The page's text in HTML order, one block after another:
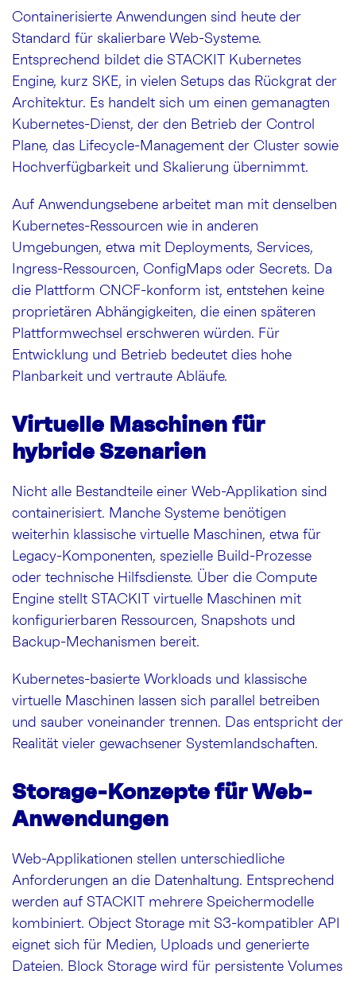
Containerisierte Anwendungen sind heute der
Standard für skalierbare Web-Systeme.
Entsprechend bildet die STACKIT Kubernetes
Engine, kurz SKE, in vielen Setups das Rückgrat der
Architektur. Es handelt sich um einen gemanagten
Kubernetes-Dienst, der den Betrieb der Control
Plane, das Lifecycle-Management der Cluster sowie
Hochverfügbarkeit und Skalierung übernimmt.
Auf Anwendungsebene arbeitet man mit denselben
Kubernetes-Ressourcen wie in anderen
Umgebungen, etwa mit Deployments, Services,
Ingress-Ressourcen, ConfigMaps oder Secrets. Da
die Plattform CNCF-konform ist, entstehen keine
proprietären Abhängigkeiten, die einen späteren
Plattformwechsel erschweren würden. Für
Entwicklung und Betrieb bedeutet dies hohe
Planbarkeit und vertraute Abläufe.
Virtuelle Maschinen für
hybride Szenarien
Nicht alle Bestandteile einer Web-Applikation sind
containerisiert. Manche Systeme benötigen
weiterhin klassische virtuelle Maschinen, etwa für
Legacy-Komponenten, spezielle Build-Prozesse
oder technische Hilfsdienste. Über die Compute
Engine stellt STACKIT virtuelle Maschinen mit
konfigurierbaren Ressourcen, Snapshots und
Backup-Mechanismen bereit.
Kubernetes-basierte Workloads und klassische
virtuelle Maschinen lassen sich parallel betreiben
und sauber voneinander trennen. Das entspricht der
Realität vieler gewachsener Systemlandschaften.
Storage-Konzepte für Web-
Anwendungen
Web-Applikationen stellen unterschiedliche
Anforderungen an die Datenhaltung. Entsprechend
werden auf STACKIT mehrere Speichermodelle
kombiniert. Object Storage mit S3-kompatibler API
eignet sich für Medien, Uploads und generierte
Dateien. Block Storage wird für persistente Volumes